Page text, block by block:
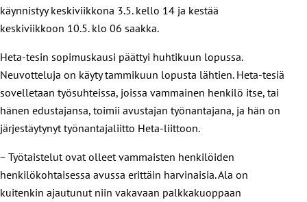
käynnistyy keskiviikkona 3.5. kello 14 ja kestää
keskiviikkoon 10.5. klo 06 saakka.
Heta-tesin sopimuskausi päättyi huhtikuun lopussa.
Neuvotteluja on käyty tammikuun lopusta lähtien. Heta-tesiä
sovelletaan työsuhteissa, joissa vammainen henkilö itse, tai
hänen edustajansa, toimii avustajan työnantajana, ja hän on
järjestäytynyt työnantajaliitto Heta-liittoon.
− Työtaistelut ovat olleet vammaisten henkilöiden
henkilökohtaisessa avussa erittäin harvinaisia. Ala on
kuitenkin ajautunut niin vakavaan palkkakuoppaan